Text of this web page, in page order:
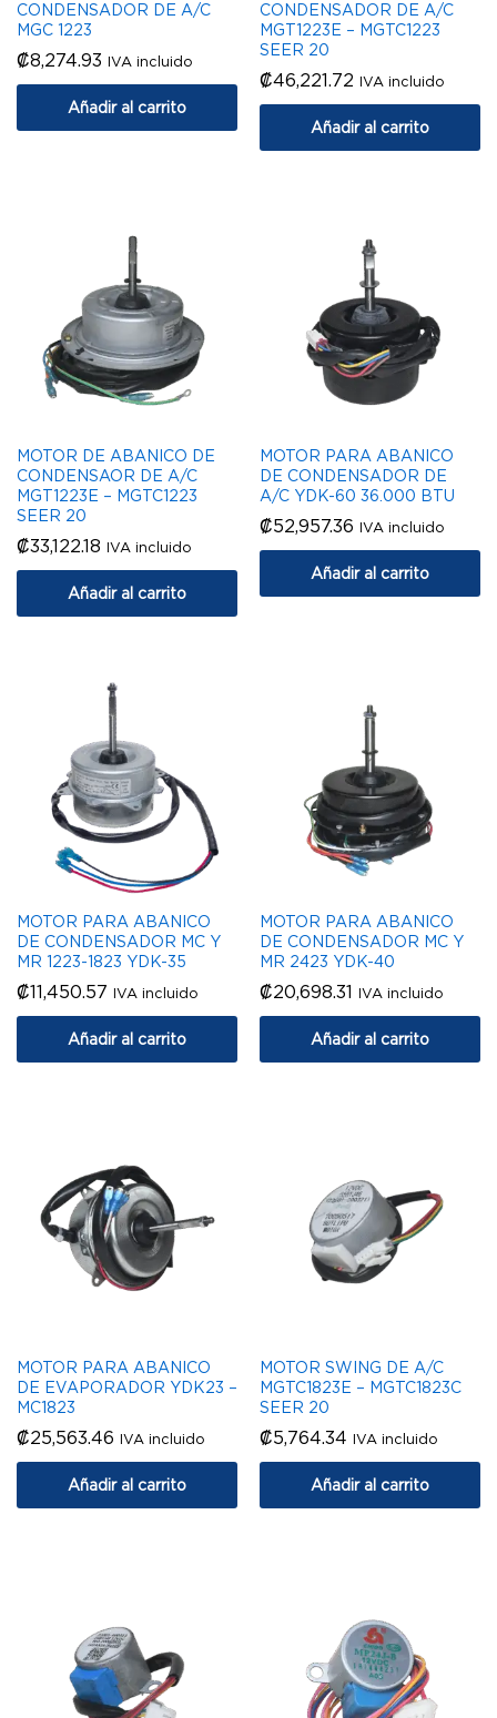
CONDENSADOR DE A/C
MGC 1223
₡8,274.93 IVA incluido
Añadir al carrito
CONDENSADOR DE A/C
MGT1223E – MGTC1223
SEER 20
₡46,221.72 IVA incluido
Añadir al carrito
MOTOR DE ABANICO DE
CONDENSAOR DE A/C
MGT1223E – MGTC1223
SEER 20
₡33,122.18 IVA incluido
Añadir al carrito
MOTOR PARA ABANICO
DE CONDENSADOR DE
A/C YDK-60 36.000 BTU
₡52,957.36 IVA incluido
Añadir al carrito
MOTOR PARA ABANICO
DE CONDENSADOR MC Y
MR 1223-1823 YDK-35
₡11,450.57 IVA incluido
Añadir al carrito
MOTOR PARA ABANICO
DE CONDENSADOR MC Y
MR 2423 YDK-40
₡20,698.31 IVA incluido
Añadir al carrito
MOTOR PARA ABANICO
DE EVAPORADOR YDK23 –
MC1823
₡25,563.46 IVA incluido
Añadir al carrito
MOTOR SWING DE A/C
MGTC1823E – MGTC1823C
SEER 20
₡5,764.34 IVA incluido
Añadir al carrito